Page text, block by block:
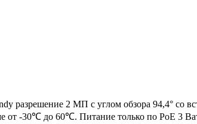
разрешение 2 МП с углом обзора 94,4°
от -30℃ до 60℃. Питание только по PoE 3